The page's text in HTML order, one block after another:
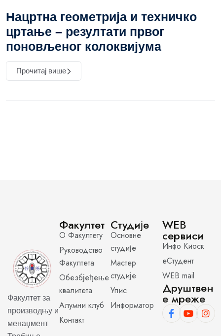
Нацртна геометрија и техничко
цртање – резултати првог
поновљеног колоквијума
Прочитај више
Факултет за
производњу и
менаџмент
Факултет
О Факултету
Руководство
Факултета
Обезбјеђење
квалитета
Алумни клуб
Контакт
Студије
Основне
студије
Мастер
студије
Упис
Информатор
WEB
сервиси
Инфо Киоск
еСтудент
WEB mail
Друштвен
е мреже